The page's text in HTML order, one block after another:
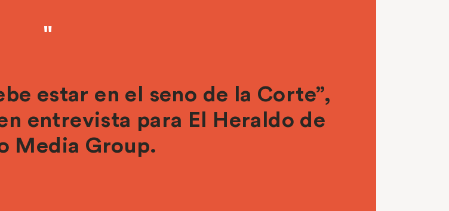
estar en el seno de la Corte”,
entrevista para El Heraldo de
Media Group.